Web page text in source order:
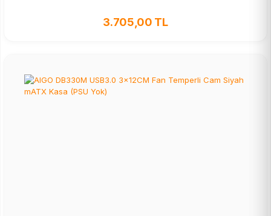
3.705,00 TL